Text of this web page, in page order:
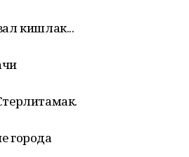
кишлак...
города